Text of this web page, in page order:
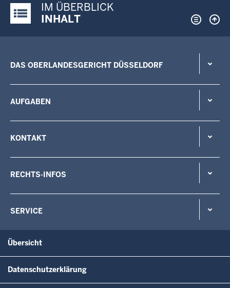
Justiz-Portal im Überblick:
IM ÜBERBLICK
INHALT
DAS OBERLANDESGERICHT DÜSSELDORF
AUFGABEN
KONTAKT
RECHTS-INFOS
SERVICE
Übersicht
Datenschutzerklärung